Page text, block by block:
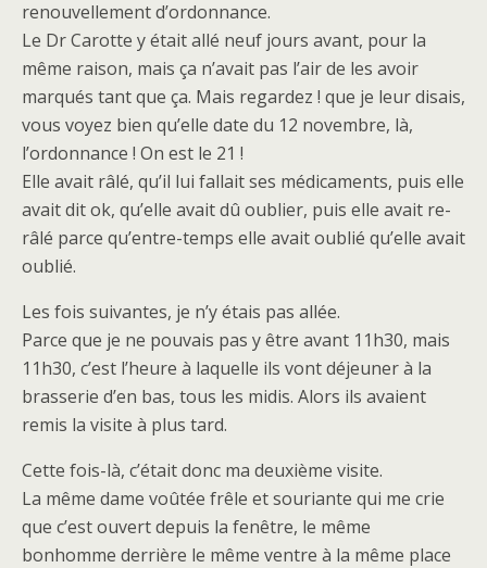
renouvellement d’ordonnance.
Le Dr Carotte y était allé neuf jours avant, pour la
même raison, mais ça n’avait pas l’air de les avoir
marqués tant que ça. Mais regardez ! que je leur disais,
vous voyez bien qu’elle date du 12 novembre, là,
l’ordonnance ! On est le 21 !
Elle avait râlé, qu’il lui fallait ses médicaments, puis elle
avait dit ok, qu’elle avait dû oublier, puis elle avait re-
râlé parce qu’entre-temps elle avait oublié qu’elle avait
oublié.
Les fois suivantes, je n’y étais pas allée.
Parce que je ne pouvais pas y être avant 11h30, mais
11h30, c’est l’heure à laquelle ils vont déjeuner à la
brasserie d’en bas, tous les midis. Alors ils avaient
remis la visite à plus tard.
Cette fois-là, c’était donc ma deuxième visite.
La même dame voûtée frêle et souriante qui me crie
que c’est ouvert depuis la fenêtre, le même
bonhomme derrière le même ventre à la même place